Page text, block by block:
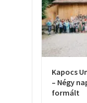
Kapocs
– Négy
formált